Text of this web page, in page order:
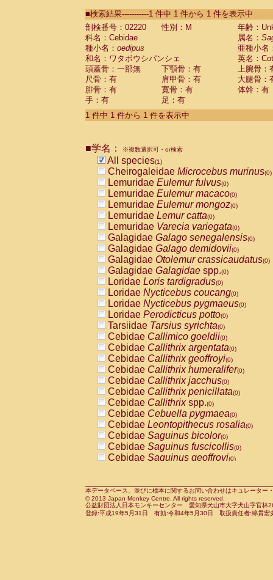
CebidaeSaguinus labiatus(0)
Cebidae Saguinus leucopus (0)
Cebidae
Cebidae
CebidaeSaguinus nigricollis (0)
Cebidae Saguinus oedipus
Cebidae Saguinus weddelli
Cebidae Saguinusspp.
Cebidae Aotus trivirgatus
Cebidae Cebus albifrons
CebidaeCebus nigrivittatus
CebidaeCebus
CebidaeSaimiri boliviensis(0)
CebidaeSaimiri sciureus(0)
AtelidaeAlouatta caraya(0)
AtelidaeAlouatta fusca(0)
AtelidaeAlouatta seniculus
AtelidaeAlouattaspp.(0)
AtelidaeAteles belzebuth(0)
AtelidaeAteles geoffroyi(0)
AtelidaeAteles paniscus(0)
AtelidaeAtelesspp.(0)
Atelidae Lagothrix lagothricha
AtelidaeLagothrix lagothricha cana
PitheciidaeCacajao calvus
PitheciidaeCallicebus cupreus
PitheciidaeCallicebus donacophilus
PitheciidaeCallicebus moloch
PitheciidaeCallicebus torquatus
PitheciidaeCallicebusspp.(0)
PitheciidaeChiropotes satanas(0)
PitheciidaePithecia monachus
PitheciidaePithecia pithecia(0)
CercopithecidaeCercocebus agilis
CercopithecidaeCercocebus
CercopithecidaeCercocebus
CercopithecidaeCercocebus
CercopithecidaeCercocebus
CercopithecidaeCercocebushybrid
CercopithecidaePapio anubis(0)
CercopithecidaePapio cynocephalus
CercopithecidaePapio hamadryas(0)
■検索結果-----------1 件中 1 件から 1 件を表示中
剖検番号：02220
性別：M
年齢：
科名：Cebidae
属名：
種小名： oedipus
亜種小名
和名：ワタボウシパンシェ
英名：
頭蓋骨：一部無
下顎骨：有
上腕骨：
尺骨：有
肩甲骨：有
大腿骨：
腓骨：有
寛骨：有
体幹：有
手：有
足：有
1 件中 1 件から 1 件を表示中
■学名： ※複数選択可・or検索
All species(1)
Cheirogaleidae Microcebus murinus(0)
Lemuridae Eulemur fulvus(0)
Lemuridae Eulemur macaco(0)
Lemuridae Eulemur mongoz(0)
Lemuridae Lemur catta(0)
Lemuridae Varecia variegata(0)
Galagidae Galago senegalensis(0)
Galagidae Galago demidovii(0)
Galagidae Otolemur crassicaudatus(0)
Galagidae Galagidae spp.(0)
Loridae Loris tardigradus(0)
Loridae Nycticebus coucang(0)
Loridae Nycticebus pygmaeus(0)
Loridae Perodicticus potto(0)
Tarsiidae Tarsius syrichta(0)
Cebidae Callimico goeldii(0)
Cebidae Callithrix argentata(0)
Cebidae Callithrix geoffroyi(0)
Cebidae Callithrix humeralifer(0)
Cebidae Callithrix jacchus(0)
Cebidae Callithrix penicillata(0)
Cebidae Callithrixspp.(0)
Cebidae Cebuella pygmaea(0)
Cebidae Leontopithecus rosalia(0)
Cebidae Saguinus bicolor(0)
Cebidae Saguinus fuscicollis(0)
Cebidae Saguinus geoffroyi(0)
CebidaeSaguinus leucopus(0)
CebidaeSaguinus midas(0)
Cebidae Saguinus mystax(0)
本データベース、並びに標本に関するお問い合わせはキュレータ
© 2013 Japan Monkey Centre. All rights reserved.
公益財団法人日本モンキーセンター 愛知県犬山市大字犬山字官
登録:平成19年5月31日 有効:令和4年5月30日 取扱責任者:綿貫宏